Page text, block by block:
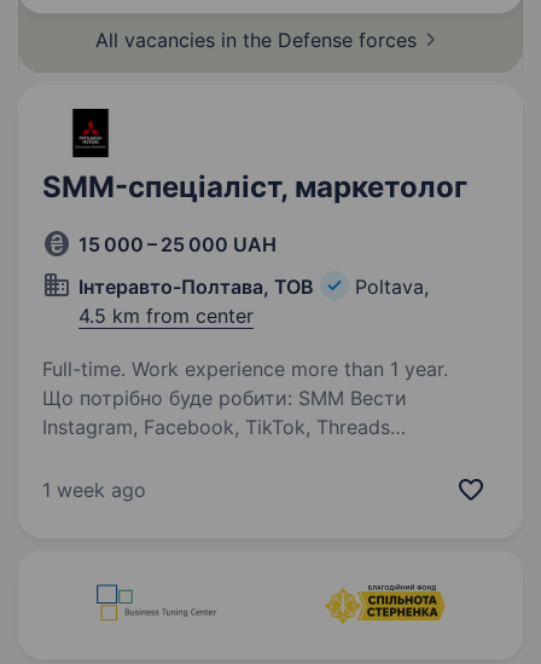
All vacancies in the Defense forces
SMM-спеціаліст, маркетолог
15 000 – 25 000 UAH
Інтеравто-Полтава, ТОВ
Poltava,
4.5 km from center
Full-time. Work experience more than 1 year.
Що потрібно буде робити: SMM Вести
Instagram, Facebook, TikTok, Threads
та оформлювати контент-план. Писати тексти
1 week ago